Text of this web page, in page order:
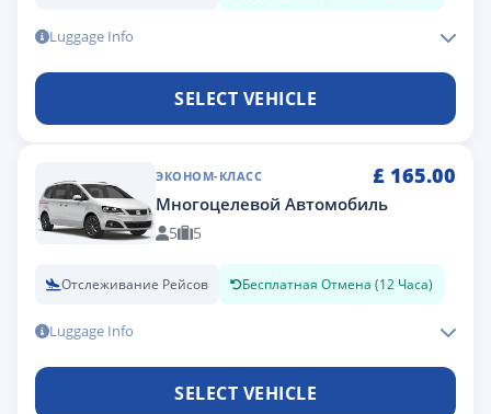
Luggage Info
SELECT VEHICLE
ЭКОНОМ-КЛАСС £ 165.00
Многоцелевой Автомобиль
5 5
Отслеживание Рейсов Бесплатная Отмена (12 Часа)
Luggage Info
SELECT VEHICLE